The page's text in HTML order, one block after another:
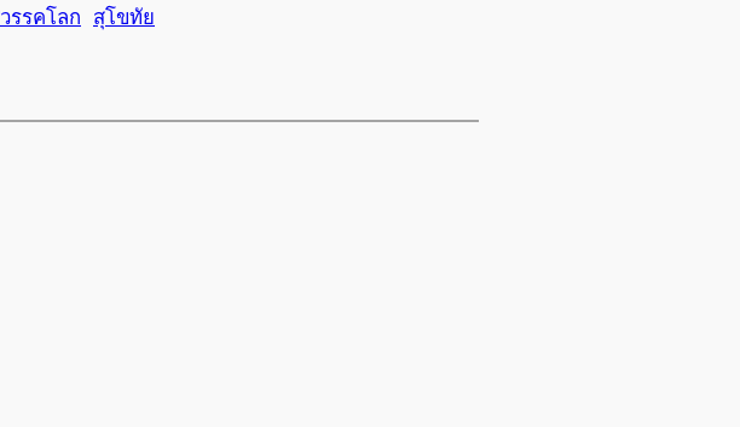
รรคโลก สุโขทัย